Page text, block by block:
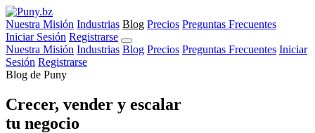
Nuestra Misión Industrias Blog Precios Preguntas Frecuentes
Iniciar Sesión Registrarse
Nuestra Misión Industrias Blog Precios Preguntas Frecuentes Iniciar
Sesión Registrarse
Blog de Puny
Crecer, vender y escalar
tu negocio